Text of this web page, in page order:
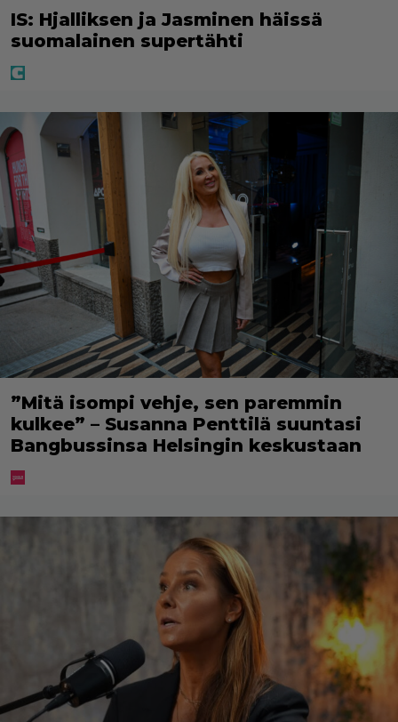
IS: Hjalliksen ja Jasminen häissä
suomalainen supertähti
”Mitä isompi vehje, sen paremmin
kulkee” – Susanna Penttilä suuntasi
Bangbussinsa Helsingin keskustaan